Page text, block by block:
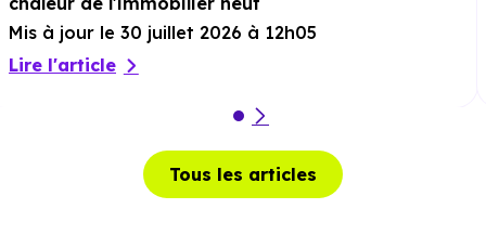
Mis à jour le 30 juillet 2026 à 12h05
Lire l'article
Tous les articles